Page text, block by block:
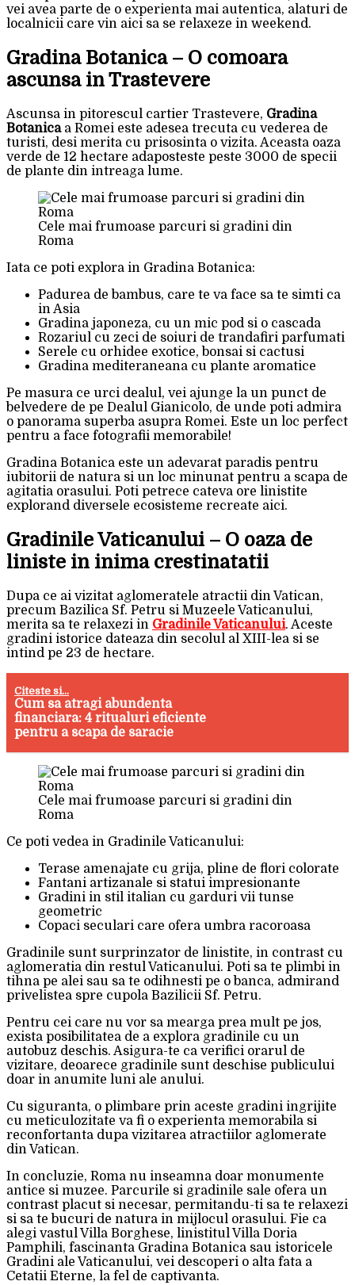
vei avea parte de o experienta mai autentica, alaturi de
localnicii care vin aici sa se relaxeze in weekend.
Gradina Botanica – O comoara
ascunsa in Trastevere
Ascunsa in pitorescul cartier Trastevere, Gradina
Botanicaa Romei este adesea trecuta cu vederea de
turisti, desi merita cu prisosinta o vizita. Aceasta oaza
verde de 12 hectare adaposteste peste 3000 de specii
de plante din intreaga lume.
Cele mai frumoase parcuri si gradini din
Roma
Iata ce poti explora in Gradina Botanica:
Padurea de bambus, care te va face sa te simti ca
in Asia
Gradina japoneza, cu un mic pod si o cascada
Rozariul cu zeci de soiuri de trandafiri parfumati
Serele cu orhidee exotice, bonsai si cactusi
Gradina mediteraneana cu plante aromatice
Pe masura ce urci dealul, vei ajunge la un punct de
belvedere de pe Dealul Gianicolo, de unde poti admira
o panorama superba asupra Romei. Este un loc perfect
pentru a face fotografii memorabile!
Gradina Botanica este un adevarat paradis pentru
iubitorii de natura si un loc minunat pentru a scapa de
agitatia orasului. Poti petrece cateva ore linistite
explorand diversele ecosisteme recreate aici.
Gradinile Vaticanului – O oaza de
liniste in inima crestinatatii
Dupa ce ai vizitat aglomeratele atractii din Vatican,
precum Bazilica Sf. Petru si Muzeele Vaticanului,
merita sa te relaxezi in Gradinile Vaticanului. Aceste
gradini istorice dateaza din secolul al XIII-lea si se
intind pe 23 de hectare.
Citeste si...
Cum sa atragi abundenta
financiara: 4 ritualuri eficiente
pentru a scapa de saracie
Cele mai frumoase parcuri si gradini din
Roma
Ce poti vedea in Gradinile Vaticanului:
Terase amenajate cu grija, pline de flori colorate
Fantani artizanale si statui impresionante
Gradini in stil italian cu garduri vii tunse
geometric
Copaci seculari care ofera umbra racoroasa
Gradinile sunt surprinzator de linistite, in contrast cu
aglomeratia din restul Vaticanului. Poti sa te plimbi in
tihna pe alei sau sa te odihnesti pe o banca, admirand
privelistea spre cupola Bazilicii Sf. Petru.
Pentru cei care nu vor sa mearga prea mult pe jos,
exista posibilitatea de a explora gradinile cu un
autobuz deschis. Asigura-te ca verifici orarul de
vizitare, deoarece gradinile sunt deschise publicului
doar in anumite luni ale anului.
Cu siguranta, o plimbare prin aceste gradini ingrijite
cu meticulozitate va fi o experienta memorabila si
reconfortanta dupa vizitarea atractiilor aglomerate
din Vatican.
In concluzie, Roma nu inseamna doar monumente
antice si muzee. Parcurile si gradinile sale ofera un
contrast placut si necesar, permitandu-ti sa te relaxezi
si sa te bucuri de natura in mijlocul orasului. Fie ca
alegi vastul Villa Borghese, linistitul Villa Doria
Pamphili, fascinanta Gradina Botanica sau istoricele
Gradini ale Vaticanului, vei descoperi o alta fata a
Cetatii Eterne, la fel de captivanta.